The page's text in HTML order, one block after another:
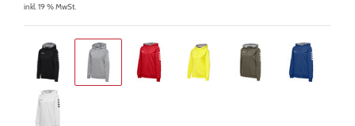
inkl. 19 % MwSt.